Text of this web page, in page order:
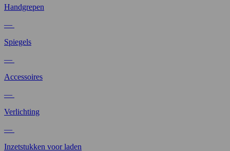
Handgrepen
—
Spiegels
—
Accessoires
—
Verlichting
—
Inzetstukken voor laden